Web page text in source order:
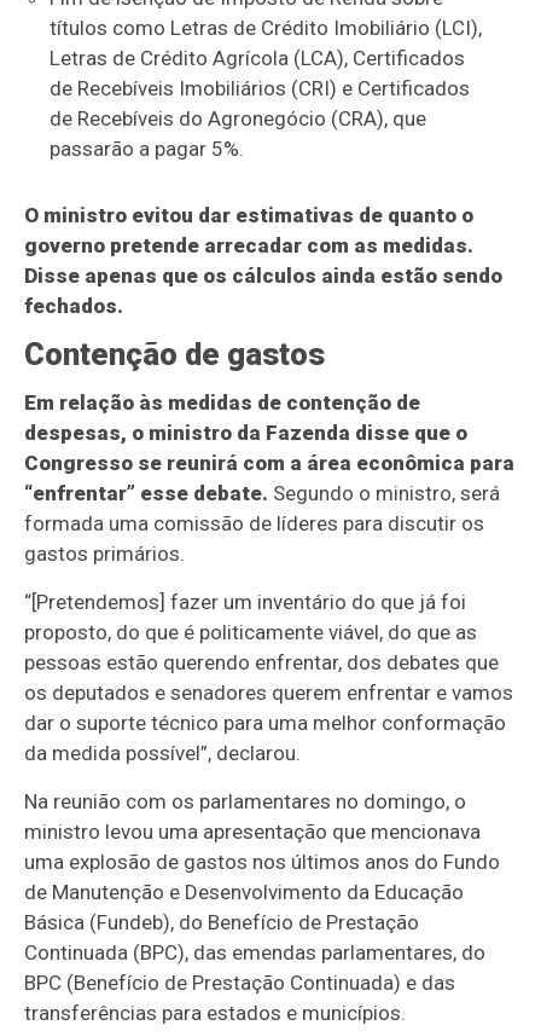
títulos como Letras de Crédito Imobiliário (LCI),
Letras de Crédito Agrícola (LCA), Certificados
de Recebíveis Imobiliários (CRI) e Certificados
de Recebíveis do Agronegócio (CRA), que
passarão a pagar 5%.
O ministro evitou dar estimativas de quanto o
governo pretende arrecadar com as medidas.
Disse apenas que os cálculos ainda estão sendo
fechados.
Contenção de gastos
Em relação às medidas de contenção de
despesas, o ministro da Fazenda disse que o
Congresso se reunirá com a área econômica para
“enfrentar” esse debate. Segundo o ministro, será
formada uma comissão de líderes para discutir os
gastos primários.
“[Pretendemos] fazer um inventário do que já foi
proposto, do que é politicamente viável, do que as
pessoas estão querendo enfrentar, dos debates que
os deputados e senadores querem enfrentar e vamos
dar o suporte técnico para uma melhor conformação
da medida possível”, declarou.
Na reunião com os parlamentares no domingo, o
ministro levou uma apresentação que mencionava
uma explosão de gastos nos últimos anos do Fundo
de Manutenção e Desenvolvimento da Educação
Básica (Fundeb), do Benefício de Prestação
Continuada (BPC), das emendas parlamentares, do
BPC (Benefício de Prestação Continuada) e das
transferências para estados e municípios.